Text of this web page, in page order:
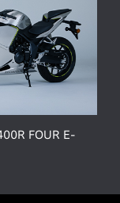
FOUR E-